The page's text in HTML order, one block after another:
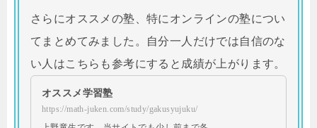
さらにオススメの塾、特にオンラインの塾につい
てまとめてみました。自分一人だけでは自信のな
い人はこちらも参考にすると成績が上がります。
オススメ学習塾
https://math-juken.com/study/gakusyujuku/